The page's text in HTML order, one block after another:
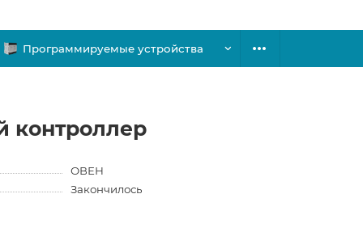
Программируемые устройства
ОВЕН
Закончилось